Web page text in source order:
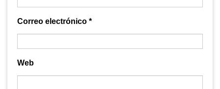
Correo electrónico *
Web